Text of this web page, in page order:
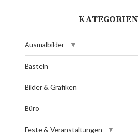
KATEGORIEN
Ausmalbilder
Basteln
Bilder & Grafiken
Büro
Feste & Veranstaltungen